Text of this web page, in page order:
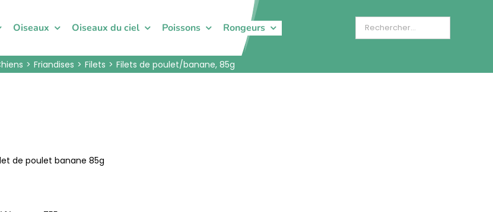
Oiseaux Oiseaux du ciel Poissons Rongeurs
Friandises Filets Filets de poulet/banane, 85g
de poulet banane 85g